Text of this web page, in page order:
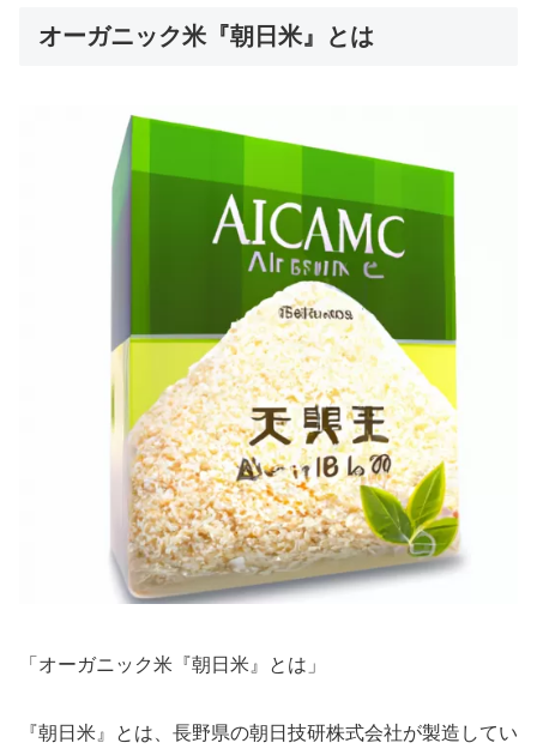
オーガニック米『朝日米』とは
「オーガニック米『朝日米』とは」
『朝日米』とは、長野県の朝日技研株式会社が製造してい